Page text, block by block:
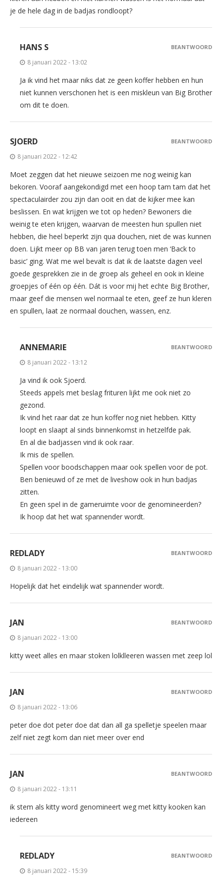
je de hele dag in de badjas rondloopt?
HANS S
8 januari 2022 - 13:02
Ja ik vind het maar niks dat ze geen koffer hebben en hun
niet kunnen verschonen het is een miskleun van Big Brother
om dit te doen.
BEANTWOORD
SJOERD
8 januari 2022 - 12:42
Moet zeggen dat het nieuwe seizoen me nog weinig kan
bekoren. Vooraf aangekondigd met een hoop tam tam dat het
spectaculairder zou zijn dan ooit en dat de kijker mee kan
beslissen. En wat krijgen we tot op heden? Bewoners die
weinig te eten krijgen, waarvan de meesten hun spullen niet
hebben, die heel beperkt zijn qua douchen, niet de was kunnen
doen. Lijkt meer op BB van jaren terug toen men ‘Back to
basic’ ging. Wat me wel bevalt is dat ik de laatste dagen veel
goede gesprekken zie in de groep als geheel en ook in kleine
groepjes of één op één. Dát is voor mij het echte Big Brother,
maar geef die mensen wel normaal te eten, geef ze hun kleren
en spullen, laat ze normaal douchen, wassen, enz.
BEANTWOORD
ANNEMARIE
8 januari 2022 - 13:12
Ja vind ik ook Sjoerd.
Steeds appels met beslag frituren lijkt me ook niet zo
gezond.
Ik vind het raar dat ze hun koffer nog niet hebben. Kitty
loopt en slaapt al sinds binnenkomst in hetzelfde pak.
En al die badjassen vind ik ook raar.
Ik mis de spellen.
Spellen voor boodschappen maar ook spellen voor de pot.
Ben benieuwd of ze met de liveshow ook in hun badjas
zitten.
En geen spel in de gameruimte voor de genomineerden?
Ik hoop dat het wat spannender wordt.
BEANTWOORD
REDLADY
8 januari 2022 - 13:00
Hopelijk dat het eindelijk wat spannender wordt.
BEANTWOORD
JAN
8 januari 2022 - 13:00
kitty weet alles en maar stoken lolklleeren wassen met zeep lol
BEANTWOORD
JAN
8 januari 2022 - 13:06
peter doe dot peter doe dat dan all ga spelletje speelen maar
zelf niet zegt kom dan niet meer over end
BEANTWOORD
JAN
8 januari 2022 - 13:11
ik stem als kitty word genomineert weg met kitty kooken kan
iedereen
BEANTWOORD
REDLADY
8 januari 2022 - 15:39
BEANTWOORD